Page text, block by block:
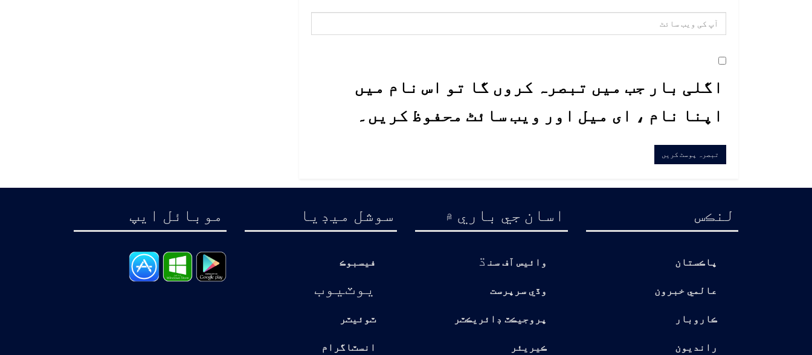
اگلی بار جب میں تبصرہ کروں گا تو اس نام میں
اپنا نام ، ای میل اور ویب سائٹ محفوظ کریں۔
لنڪس
پاڪستان
عالمي خبرون
ڪاروبار
رانديون
اسان جي باري ۾
وائيس آف سن ڌ
وڏي سرپرست
پروجيڪٽ ڊائريڪٽر
ڪيريئر
سوشل ميڊيا
فيسبوڪ
يوٽيوب
ٽوئيٽر
انسٽاگرام
موبائل ايپ